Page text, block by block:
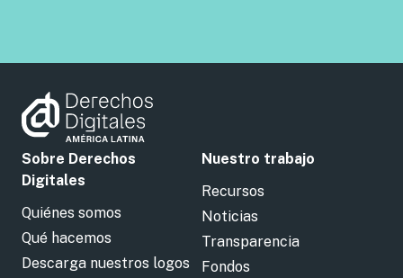
Sobre Derechos
Digitales
Quiénes somos
Qué hacemos
Descarga nuestros logos
Nuestro trabajo
Recursos
Noticias
Transparencia
Fondos